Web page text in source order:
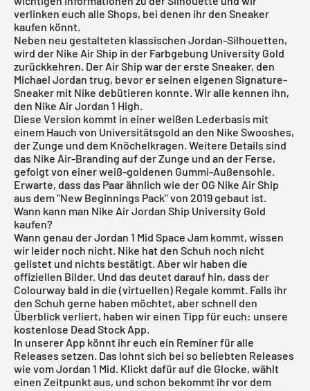
verlinken euch alle Shops, bei denen ihr den Sneaker
kaufen könnt.
Neben neu gestalteten klassischen Jordan-Silhouetten,
wird der Nike Air Ship in der Farbgebung University Gold
zurückkehren. Der Air Ship war der erste Sneaker, den
Michael Jordan trug, bevor er seinen eigenen Signature-
Sneaker mit Nike debütieren konnte. Wir alle kennen ihn,
den Nike Air Jordan 1 High.
Diese Version kommt in einer weißen Lederbasis mit
einem Hauch von Universitätsgold an den Nike Swooshes,
der Zunge und dem Knöchelkragen. Weitere Details sind
das Nike Air-Branding auf der Zunge und an der Ferse,
gefolgt von einer weiß-goldenen Gummi-Außensohle.
Erwarte, dass das Paar ähnlich wie der OG Nike Air Ship
aus dem "New Beginnings Pack" von 2019 gebaut ist.
Wann kann man Nike Air Jordan Ship University Gold
kaufen?
Wann genau der Jordan 1 Mid Space Jam kommt, wissen
wir leider noch nicht. Nike hat den Schuh noch nicht
gelistet und nichts bestätigt. Aber wir haben die
offiziellen Bilder. Und das deutet darauf hin, dass der
Colourway bald in die (virtuellen) Regale kommt. Falls ihr
den Schuh gerne haben möchtet, aber schnell den
Überblick verliert, haben wir einen Tipp für euch: unsere
kostenlose Dead Stock App.
In unserer App könnt ihr euch ein Reminer für alle
Releases setzen. Das lohnt sich bei so beliebten Releases
wie vom Jordan 1 Mid. Klickt dafür auf die Glocke, wählt
einen Zeitpunkt aus, und schon bekommt ihr vor dem